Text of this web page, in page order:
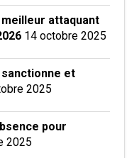
attaquant
14 octobre 2025
sanctionne et
2025
pour
2025